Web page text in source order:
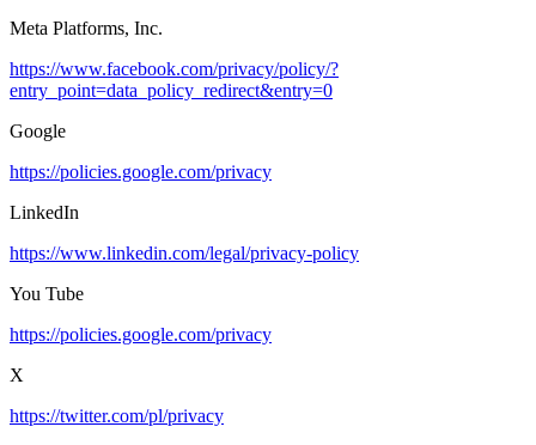
Meta Platforms, Inc.
https://www.facebook.com/privacy/policy/?
entry_point=data_policy_redirect&entry=0
Google
https://policies.google.com/privacy
LinkedIn
https://www.linkedin.com/legal/privacy-policy
You Tube
https://policies.google.com/privacy
X
https://twitter.com/pl/privacy